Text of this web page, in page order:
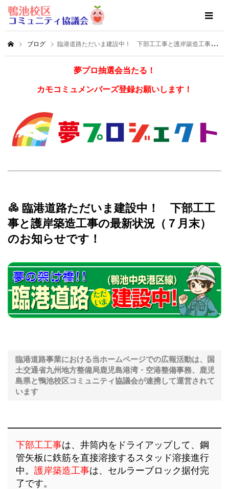
ブログ 臨港道路ただいま建設中！ 下部工工事と護岸築造工事の最新状況（７月末）のお知らせです！
夢プロ抽選会当たる！
カモコミュメンバーズ登録お願いします！
臨港道路ただいま建設中！ 下部工工
事と護岸築造工事の最新状況（７月末）
のお知らせです！
臨港道路事業における当ホームページでの広報活動は、国
土交通省九州地方整備局鹿児島港湾・空港整備事務、鹿児
島県と鴨池校区コミュニティ協議会が連携して運営されて
います
下部工工事は、井筒内をドライアップして、鋼
管矢板に鉄筋を直接溶接するスタッド溶接進行
中。護岸築造工事は、セルラーブロック据付完
了です。